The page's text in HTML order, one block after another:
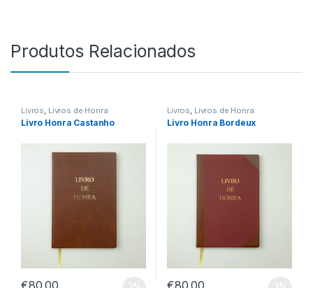
Produtos Relacionados
Livros Livros de Honra
Livro Honra Castanho
€80.00
Livros Livros de Honra
Livro Honra Bordeux
€80.00